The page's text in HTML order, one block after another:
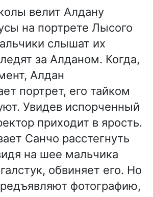
велит Алдану
на портрете Лысого
слышат их
за Алданом. Когда,
Алдан
портрет, его тайком
Увидев испорченный
приходит в ярость.
Санчо расстегнуть
на шее мальчика
обвиняет его. Но
фотографию,